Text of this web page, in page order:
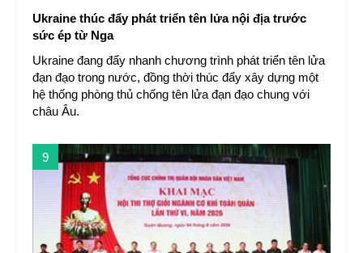
Ukraine thúc đẩy phát triển tên lửa nội địa trước
sức ép từ Nga
Ukraine đang đẩy nhanh chương trình phát triển tên lửa
đạn đạo trong nước, đồng thời thúc đẩy xây dựng một
hệ thống phòng thủ chống tên lửa đạn đạo chung với
châu Âu.
9